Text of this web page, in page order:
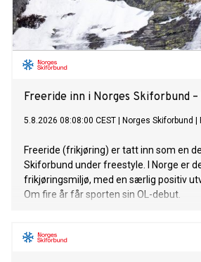
Freeride inn i Norges Skiforbund –
5.8.2026 08:08:00 CEST Norges Skiforbund
Freeride (frikjøring) er tatt inn som en
Skiforbund under freestyle. I Norge er
frikjøringsmiljø, med en særlig positiv
Om fire år får sporten sin OL-debut.